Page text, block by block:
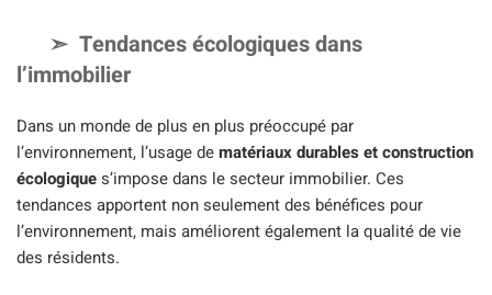
Tendances écologiques dans
l’immobilier
Dans un monde de plus en plus préoccupé par
l’environnement, l’usage dematériaux durables et construction
écologiques’impose dans le secteur immobilier. Ces
tendances apportent non seulement des bénéfices pour
l’environnement, mais améliorent également la qualité de vie
des résidents.